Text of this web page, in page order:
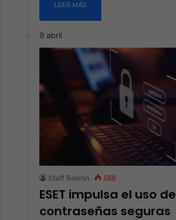
LEER MÁS
9 abril
Staff Boletín 588
ESET impulsa el uso de
contraseñas seguras